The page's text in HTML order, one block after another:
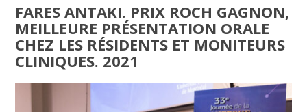
FARES ANTAKI. PRIX ROCH GAGNON,
MEILLEURE PRÉSENTATION ORALE
CHEZ LES RÉSIDENTS ET MONITEURS
CLINIQUES. 2021